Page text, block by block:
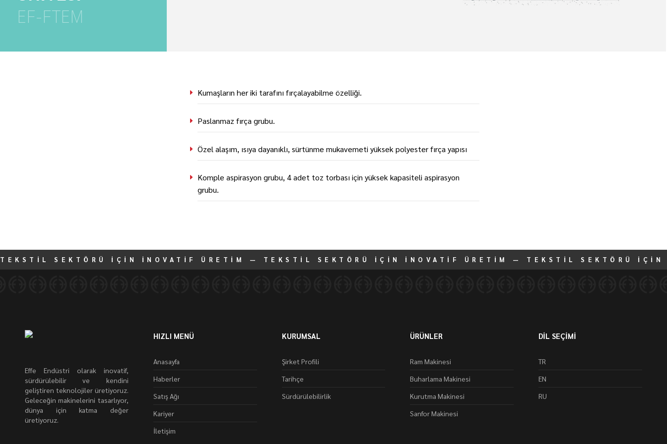
EF-FTEM
Kumaşların her iki tarafını fırçalayabilme özelliği.
Paslanmaz fırça grubu.
Özel alaşım, ısıya dayanıklı, sürtünme mukavemeti yüksek polyester fırça yapısı
Komple aspirasyon grubu, 4 adet toz torbası için yüksek kapasiteli aspirasyon
grubu.
TEKSTİL SEKTÖRÜ İÇİN İNOVATİF ÜRETİM — TEKSTİL SEKTÖRÜ İÇİN İNOVATİF ÜRETİM — TEKSTİL SEKTÖRÜ
Effe Endüstri olarak inovatif,
sürdürülebilir ve kendini
geliştiren teknolojiler üretiyoruz.
Geleceğin makinelerini tasarlıyor,
dünya için katma değer
üretiyoruz.
HIZLI MENÜ
Anasayfa
Haberler
Satış Ağı
Kariyer
İletişim
KURUMSAL
Şirket Profili
Tarihçe
Sürdürülebilirlik
ÜRÜNLER
Ram Makinesi
Buharlama Makinesi
Kurutma Makinesi
Sanfor Makinesi
DİL SEÇİMİ
TR
EN
RU